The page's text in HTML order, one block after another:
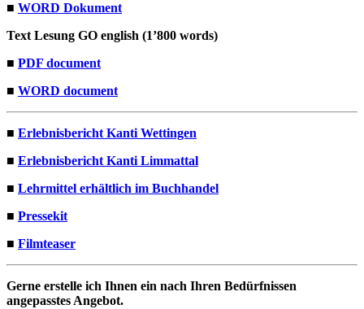
■ WORD Doku­ment
Text Lesung GO eng­lish (1’800 words)
■ PDF doc­u­ment
■ WORD doc­u­ment
■ Erleb­nis­bericht Kan­ti Wet­tin­gen
■ Erleb­nis­bericht Kan­ti Lim­mat­tal
■ Lehrmit­tel erhältlich im Buch­han­del
■ Pressek­it
■ Filmteas­er
Gerne erstelle ich Ihnen ein nach Ihren Bedürfnis­sen
angepasstes Ange­bot.